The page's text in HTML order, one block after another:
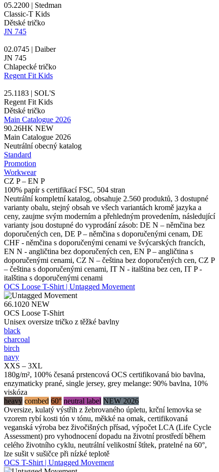
05.2200 | Stedman
Classic-T Kids
Dětské tričko
JN 745
02.0745 | Daiber
JN 745
Chlapecké tričko
Regent Fit Kids
25.1183 | SOL'S
Regent Fit Kids
Dětské tričko
Main Catalogue 2026
90.26HK NEW
Main Catalogue 2026
Neutrální obecný katalog
Standard
Promotion
Workwear
CZ P – EN P
100% papír s certifikací FSC, 504 stran
Neutrální kompletní katalog, obsahuje 2.560 produktů, 3 dostupné
varianty obalu, stejný obsah ve všech variantách kromě jazyka a
ceny, zaujme svým moderním a přehledným provedením, následující
varianty jsou dostupné do vyprodání zásob: DE N – němčina bez
doporučených cen, DE P – němčina s doporučenými cenam, DE
CHF - němčina s doporučenými cenami ve švýcarských francích,
EN N - angličtina bez doporučených cen, EN P – angličtina s
doporučenými cenami, CZ N – čeština bez doporučených cen, CZ P
– čeština s doporučenými cenami, IT N - italština bez cen, IT P -
italština s doporučenými cenami
OCS Loose T-Shirt | Untagged Movement
66.1020 NEW
OCS Loose T-Shirt
Unisex oversize tričko z těžké bavlny
black
charcoal
birch
navy
XXS – 3XL
180g/m², 100% česaná prstencová OCS certifikovaná bio bavlna,
enzymaticky prané, single jersey, grey melange: 90% bavlna, 10%
viskóza
heavy combed 60° neutral label NEW 2026
Oversize, kulatý výstřih z žebrovaného úpletu, krční lemovka se
vzorem rybí kosti tón v tónu, měkké na omak, certifikovaná
veganská výroba bez živočišných přísad, výpočet LCA (Life Cycle
Assessment) pro vyhodnocení dopadu na životní prostředí během
celého životního cyklu, neutrální velikostní štítek, pratelné na 60°,
lze sušit v sušičce při nízké teplotě
OCS T-Shirt | Untagged Movement